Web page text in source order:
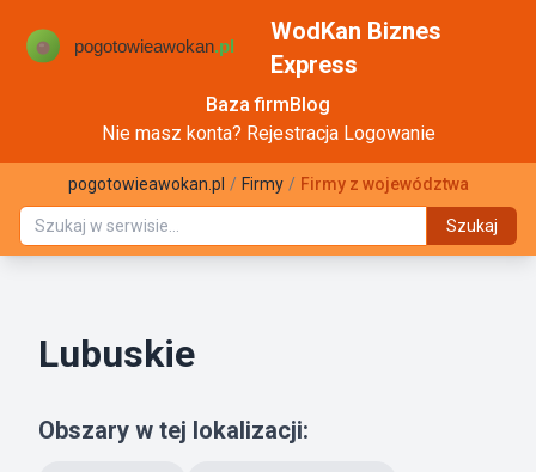
WodKan Biznes
Express
Baza firmBlog
Nie masz konta? Rejestracja Logowanie
pogotowieawokan.pl / Firmy / Firmy z województwa
Szukaj
Lubuskie
Obszary w tej lokalizacji: